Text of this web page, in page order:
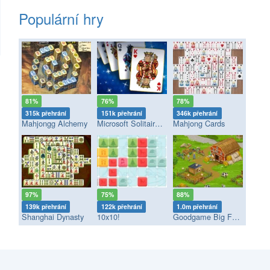
Populární hry
81%
315k přehrání
Mahjongg Alchemy
76%
151k přehrání
Microsoft Solitaire Collection
78%
346k přehrání
Mahjong Cards
97%
139k přehrání
Shanghai Dynasty
75%
122k přehrání
10x10!
88%
1.0m přehrání
Goodgame Big Farm